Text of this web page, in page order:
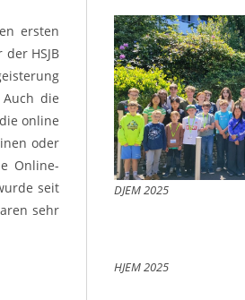
ersten
HSJB
die
online
oder
Online-
seit
sehr
DJEM 2025
HJEM 2025